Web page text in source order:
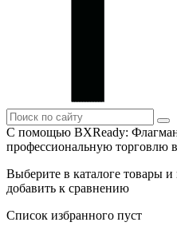
С помощью BXReady: Флагман
профессиональную торговлю
Выберите в каталоге товары и
добавить к сравнению
Список избранного пуст